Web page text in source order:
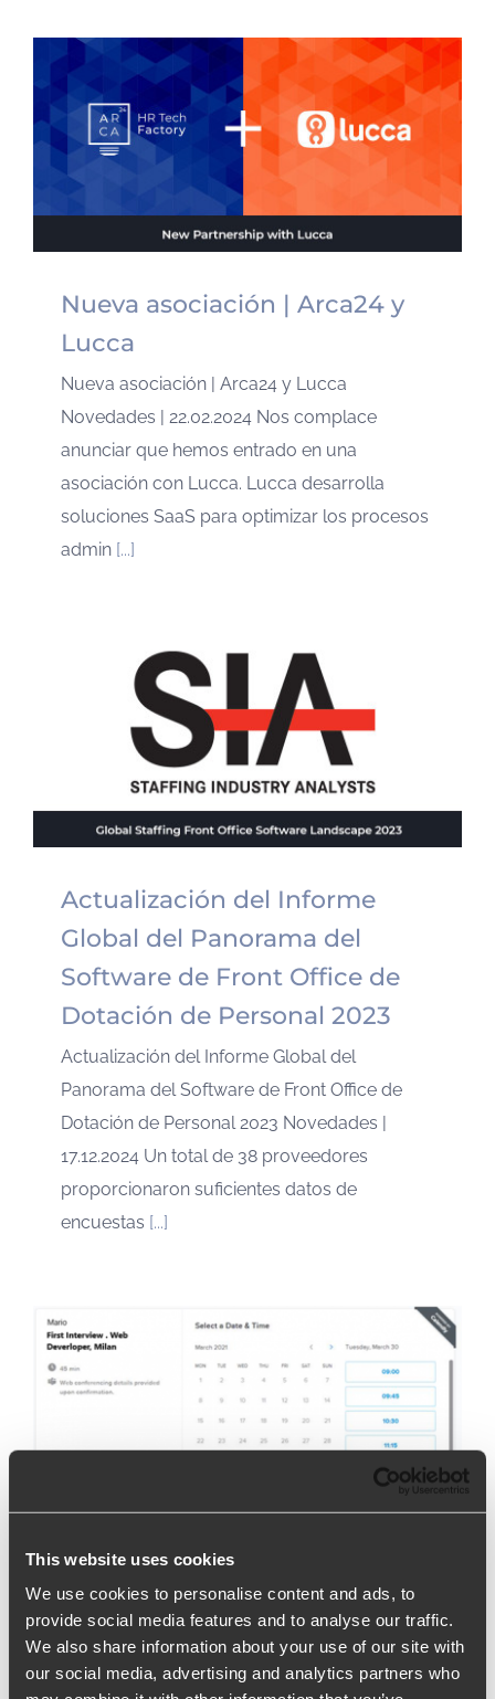
This website uses cookies
We use cookies to personalise content and ads, to
provide social media features and to analyse our traffic.
We also share information about your use of our site with
our social media, advertising and analytics partners who
Nueva asociación | Arca24 y
Lucca
Nueva asociación | Arca24 y Lucca
Novedades | 22.02.2024 Nos complace
anunciar que hemos entrado en una
asociación con Lucca. Lucca desarrolla
soluciones SaaS para optimizar los procesos
admin [...]
Actualización del Informe
Global del Panorama del
Software de Front Office de
Dotación de Personal 2023
Actualización del Informe Global del
Panorama del Software de Front Office de
Dotación de Personal 2023 Novedades |
17.12.2024 Un total de 38 proveedores
proporcionaron suficientes datos de
encuestas [...]